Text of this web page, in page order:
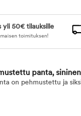
yli 50€ tilauksille
toimituksen!
panta, sininen
on pehmustettu ja